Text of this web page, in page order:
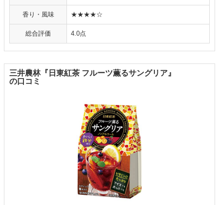
香り・風味 ★★★★☆
総合評価 4.0点
三井農林『日東紅茶 フルーツ薫るサングリア』
の口コミ